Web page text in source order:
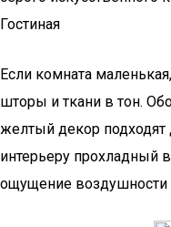
Гостиная
Если комната
шторы и ткани в тон.
желтый декор подходят
интерьеру прохладный
ощущение